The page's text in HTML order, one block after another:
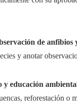
de anfibios
y anotar
y educación
reforestación o